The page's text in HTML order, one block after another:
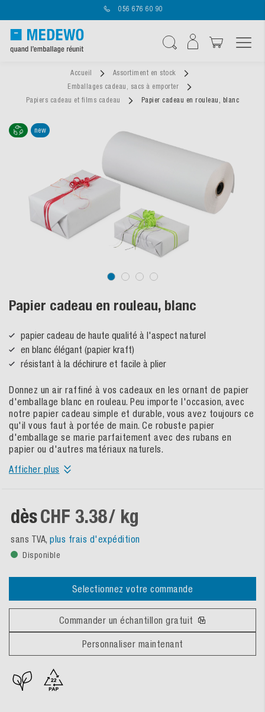
056 676 60 90
Accueil
Assortiment en stock
Emballages cadeau, sacs à emporter
Papiers cadeau et films cadeau
Papier cadeau en rouleau, blanc
new
Papier cadeau en rouleau, blanc
papier cadeau de haute qualité à l'aspect naturel
en blanc élégant (papier kraft)
résistant à la déchirure et facile à plier
Donnez un air raffiné à vos cadeaux en les ornant de papier
d'emballage blanc en rouleau. Peu importe l'occasion, avec
notre papier cadeau simple et durable, vous avez toujours ce
qu'il vous faut à portée de main. Ce robuste papier
d'emballage se marie parfaitement avec des rubans en
papier ou d'autres matériaux naturels.
Afficher plus
dèsCHF 3.38/ kg
sans TVA, plus frais d'expédition
Disponible
Selectionnez votre commande
Commander un échantillon gratuit
Personnaliser maintenant